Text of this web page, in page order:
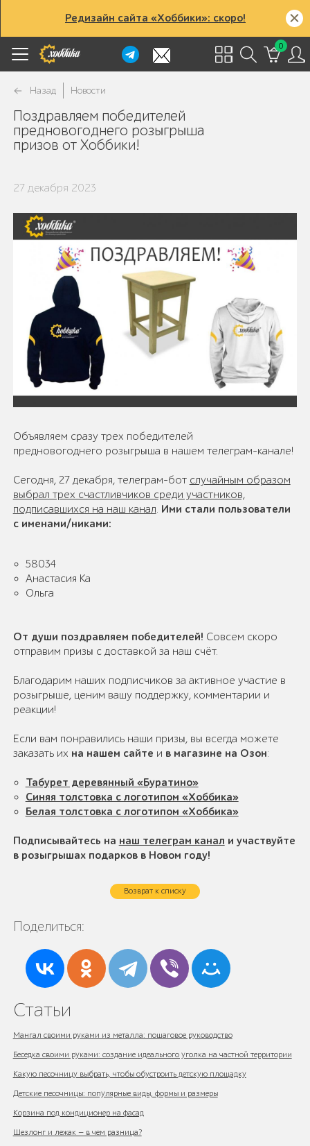
Редизайн сайта «Хоббики»: скоро!
0
Назад Новости
Поздравляем победителей
предновогоднего розыгрыша
призов от Хоббики!
27 декабря 2023
Объявляем сразу трех победителей
предновогоднего розыгрыша в нашем телеграм-канале!
Сегодня, 27 декабря, телеграм-бот случайным образом
выбрал трех счастливчиков среди участников,
подписавшихся на наш канал. Ими стали пользователи
с именами/никами:
58034
Анастасия Ка
Ольга
От души поздравляем победителей! Совсем скоро
отправим призы с доставкой за наш счёт.
Благодарим наших подписчиков за активное участие в
розыгрыше, ценим вашу поддержку, комментарии и
реакции!
Если вам понравились наши призы, вы всегда можете
заказать их на нашем сайте и в магазине на Озон:
Табурет деревянный «Буратино»
Синяя толстовка с логотипом «Хоббика»
Белая толстовка с логотипом «Хоббика»
Подписывайтесь на наш телеграм канал и участвуйте
в розыгрышах подарков в Новом году!
Возврат к списку
Поделиться:
Статьи
Мангал своими руками из металла: пошаговое руководство
Беседка своими руками: создание идеального уголка на частной территории
Какую песочницу выбрать, чтобы обустроить детскую площадку
Детские песочницы: популярные виды, формы и размеры
Корзина под кондиционер на фасад
Шезлонг и лежак — в чем разница?